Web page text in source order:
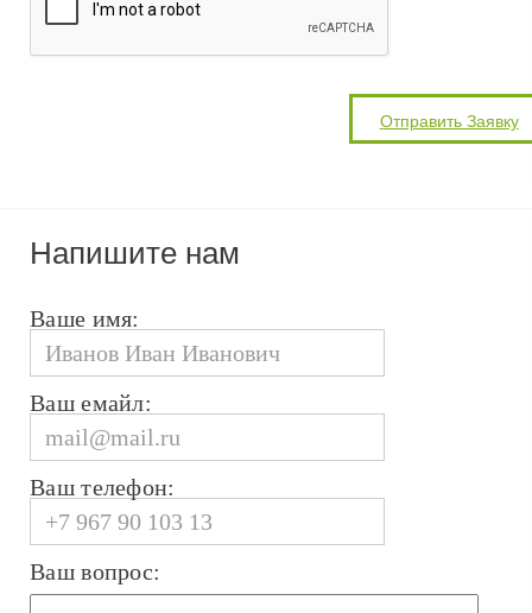
Напишите нам
Ваше имя:
Ваш емайл:
Ваш телефон:
Ваш вопрос: